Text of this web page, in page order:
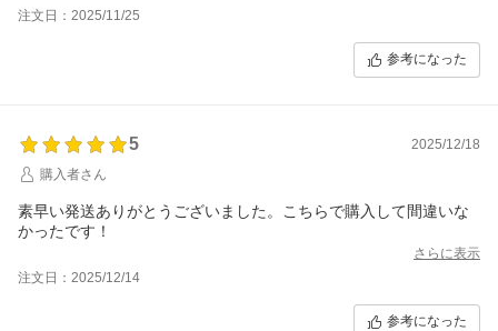
注文日：2025/11/25
参考になった
5
2025/12/18
購入者さん
素早い発送ありがとうございました。こちらで購入して間違いな
かったです！
さらに表示
注文日：2025/12/14
参考になった